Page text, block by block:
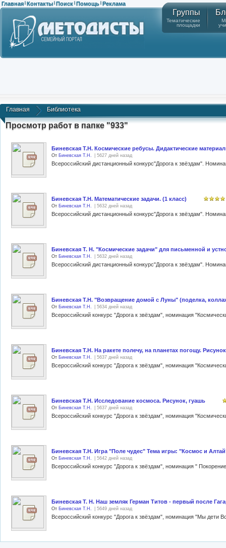
Главная | Контакты | Поиск | Помощь | Реклама
Группы
Тематические
площадки
Главная Библиотека
Просмотр работ в папке "933"
Биневская Т.Н. Космические ребусы. Дидактические
От Биневская Т.Н. | 5627 дней назад
Биневская Т.Н. Математические задачи. (1 класс)
От Биневская Т.Н. | 5632 дней назад
Биневская Т. Н. "Космические задачи" для письменной и
От Биневская Т.Н. | 5632 дней назад
Биневская Т.Н. "Возвращение домой с Луны" (поделка,
От Биневская Т.Н. | 5634 дней назад
Биневская Т.Н. На ракете полечу, на планетах погощу.
От Биневская Т.Н. | 5637 дней назад
Биневская Т.Н. Исследование космоса. Рисунок, гуашь
От Биневская Т.Н. | 5637 дней назад
Биневская Т.Н. Игра "Поле чудес" Тема игры: "Космос и
От Биневская Т.Н. | 5642 дней назад
Биневская Т. Н. Наш земляк Герман Титов - первый после
От Биневская Т.Н. | 5649 дней назад